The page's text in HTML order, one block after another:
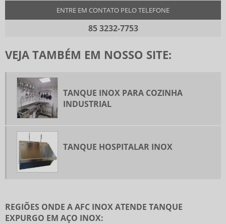
ENTRE EM CONTATO PELO TELEFONE
85 3232-7753
VEJA TAMBÉM EM NOSSO SITE:
TANQUE INOX PARA COZINHA
INDUSTRIAL
TANQUE HOSPITALAR INOX
REGIÕES ONDE A AFC INOX ATENDE TANQUE
EXPURGO EM AÇO INOX: